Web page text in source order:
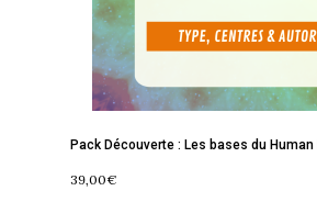
Pack Découverte : Les bases du
39,00€